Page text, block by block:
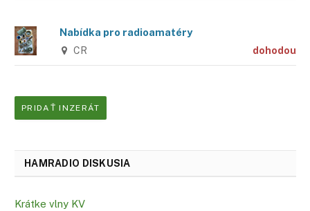
Nabídka pro radioamatéry
CR dohodou
PRIDAŤ INZERÁT
HAMRADIO DISKUSIA
Krátke vlny KV